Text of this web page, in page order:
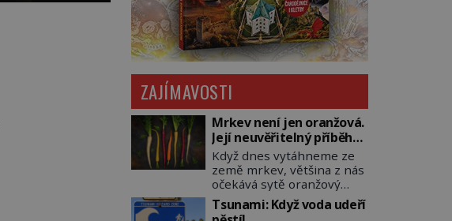
ZAJÍMAVOSTI
Mrkev není jen oranžová.
Její neuvěřitelný příběh
začíná fialovou barvou
Když dnes vytáhneme ze
země mrkev, většina z nás
očekává sytě oranžový
kořen. Jenže po většinu
své historie je mrkev
Tsunami: Když voda udeří